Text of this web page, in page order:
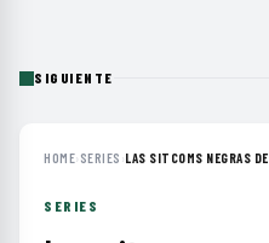
SIGUIENTE
HOME› SERIES ›LAS SITCOMS NEGRAS
SERIES